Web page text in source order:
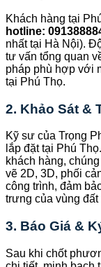
Khách hàng tại
hotline:
nhất tại Hà Nội).
tư vấn tổng quan
pháp phù hợp với
tại Phú Thọ.
2. Khảo Sát &
Kỹ sư của Trọng
lắp đặt tại Phú
khách hàng,
vẽ 2D, 3D, phối
công trình, đảm
trưng của vùng đất
3. Báo Giá &
Sau khi chốt